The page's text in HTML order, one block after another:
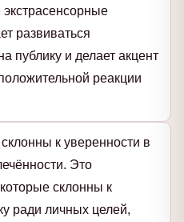
развиваться
публику и делает акцент
реакции
к уверенности в
Это
склонны к
ради личных целей,